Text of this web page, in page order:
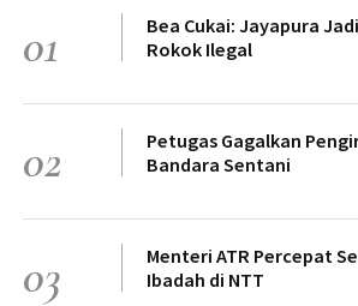
01
Bea Cukai: Jayapura
Rokok Ilegal
02
Petugas Gagalkan
Bandara Sentani
03
Menteri ATR Percepat
Ibadah di NTT